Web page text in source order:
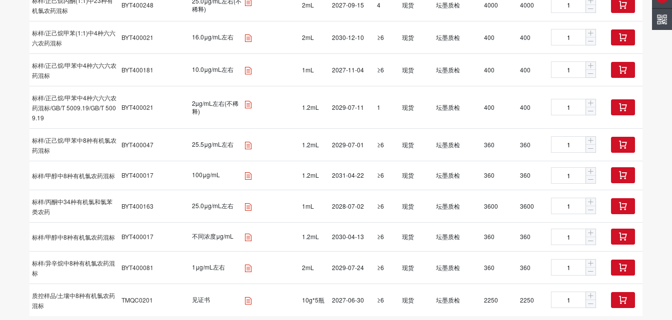
机氯农药混标
BYT400248
稀释)
2mL 2027-09-15 4 现货 坛墨质检 4000 4000 
标样/正己烷甲苯(1:1)中4种六六
六农药混标
BYT400021 16.0μg/mL左右 2mL 2030-12-10 ≥6 现货 坛墨质检 400 400 
标样/正己烷/甲苯中4种六六六农
药混标
BYT400181 10.0μg/mL左右 1mL 2027-11-04 ≥6 现货 坛墨质检 400 400 
标样/正己烷/甲苯中4种六六六农
药混标/GB/T 5009.19/GB/T 500
9.19
BYT400021
2µg/mL左右(不稀
释)
1.2mL 2029-07-11 1 现货 坛墨质检 400 400 
标样/正己烷/甲苯中8种有机氯农
药混标
BYT400047 25.5μg/mL左右 1.2mL 2029-07-01 ≥6 现货 坛墨质检 360 360 
标样/甲醇中8种有机氯农药混标 BYT400017 100μg/mL 1.2mL 2031-04-22 ≥6 现货 坛墨质检 360 360 
标样/丙酮中34种有机氯和氯苯
类农药
BYT400163 25.0μg/mL左右 1mL 2028-07-02 ≥6 现货 坛墨质检 3600 3600 
标样/甲醇中8种有机氯农药混标 BYT400017 不同浓度μg/mL 1.2mL 2030-04-13 ≥6 现货 坛墨质检 360 360 
标样/异辛烷中8种有机氯农药混
标
BYT400081 1μg/mL左右 2mL 2029-07-24 ≥6 现货 坛墨质检 360 360 
质控样品/土壤中8种有机氯农药
混标
TMQC0201 见证书 10g*5瓶 2027-06-30 ≥6 现货 坛墨质检 2250 2250 